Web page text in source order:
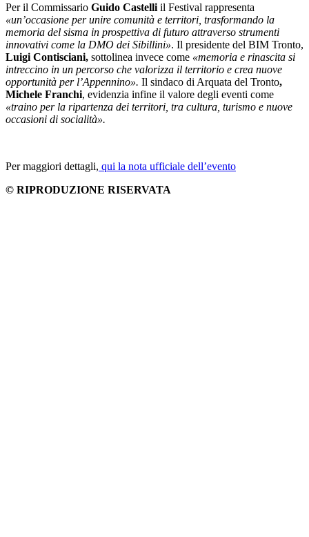
Per il Commissario Guido Castelli il Festival rappresenta
«un’occasione per unire comunità e territori, trasformando la
memoria del sisma in prospettiva di futuro attraverso strumenti
innovativi come la DMO dei Sibillini». Il presidente del BIM Tronto,
Luigi Contisciani, sottolinea invece come «memoria e rinascita si
intreccino in un percorso che valorizza il territorio e crea nuove
opportunità per l’Appennino». Il sindaco di Arquata del Tronto,
Michele Franchi, evidenzia infine il valore degli eventi come
«traino per la ripartenza dei territori, tra cultura, turismo e nuove
occasioni di socialità».
Per maggiori dettagli, qui la nota ufficiale dell’evento
© RIPRODUZIONE RISERVATA